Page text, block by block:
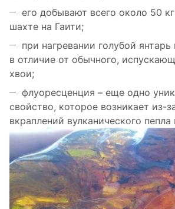
его добывают всего около 50
шахте на Гаити;
при нагревании голубой
в отличие от обычного,
хвои;
флуоресценция – еще одно
свойство, которое возникает из-
вкраплений вулканического пепла